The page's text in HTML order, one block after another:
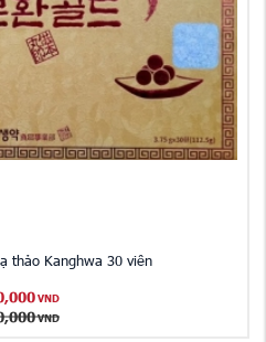
thảo Kanghwa 30 viên
VND
VND